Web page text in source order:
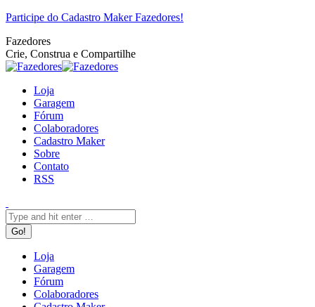
Pular
o
conteúdo
Facebook
Twitter
Google+
YouTube
Website
Rss
Participe do Cadastro Maker Fazedores!
Fazedores
Crie, Construa e Compartilhe
Loja
Garagem
Fórum
Colaboradores
Cadastro Maker
Sobre
Contato
RSS
Loja
Garagem
Fórum
Colaboradores